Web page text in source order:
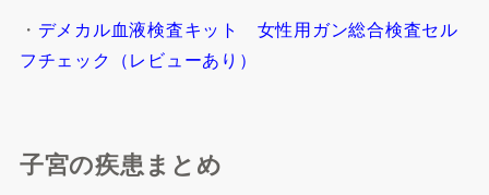
・ デメカル血液検査キット 女性用ガン総合検査セル
フチェック（レビューあり）
子宮の疾患まとめ